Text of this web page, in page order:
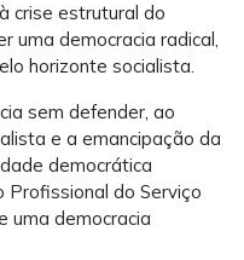
crise estrutural do
uma democracia radical,
horizonte socialista.
sem defender, ao
e a emancipação da
democrática
do Serviço
uma democracia